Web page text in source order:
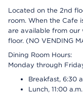
Located on the 2nd
room. When the Cafe
are available from our
floor. (NO VENDING
Dining Room Hours:
Monday through
Breakfast, 6:30
Lunch, 11:00